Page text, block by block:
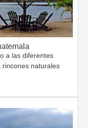
a las diferentes
rincones naturales